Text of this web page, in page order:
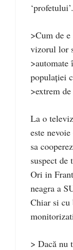
‘profetului’.
>Cum de
vizorul lor
>automate
populației
>extrem
La o
este
sa
suspect
Ori in
neagra a
Chiar si
> Dacă nu